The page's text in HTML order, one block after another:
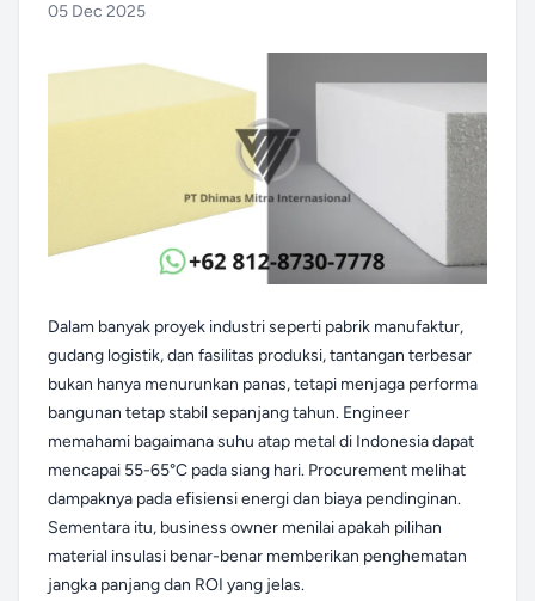
05 Dec 2025
Dalam banyak proyek industri seperti pabrik manufaktur,
gudang logistik, dan fasilitas produksi, tantangan terbesar
bukan hanya menurunkan panas, tetapi menjaga performa
bangunan tetap stabil sepanjang tahun. Engineer
memahami bagaimana suhu atap metal di Indonesia dapat
mencapai 55-65°C pada siang hari. Procurement melihat
dampaknya pada efisiensi energi dan biaya pendinginan.
Sementara itu, business owner menilai apakah pilihan
material insulasi benar-benar memberikan penghematan
jangka panjang dan ROI yang jelas.